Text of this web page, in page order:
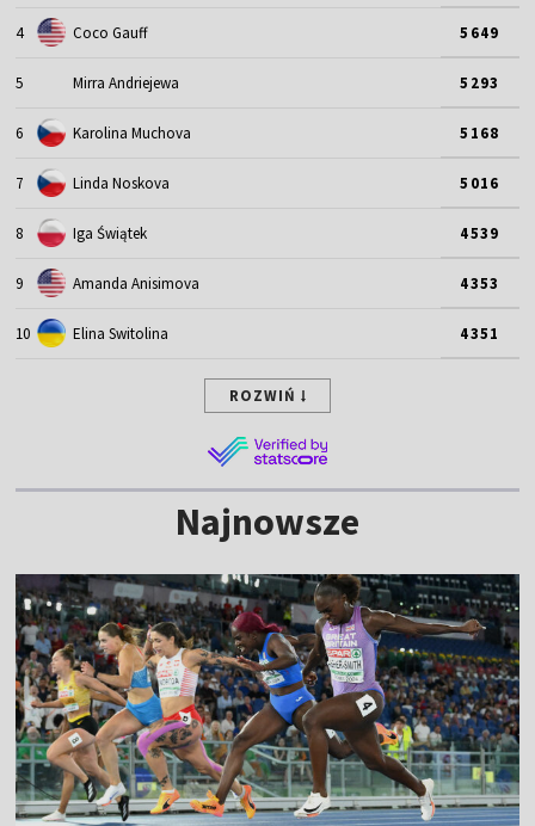
4 Coco Gauff 5649
5 Mirra Andriejewa 5293
6 Karolina Muchova 5168
7 Linda Noskova 5016
8 Iga Świątek 4539
9 Amanda Anisimova 4353
10 Elina Switolina 4351
ROZWIŃ
Najnowsze